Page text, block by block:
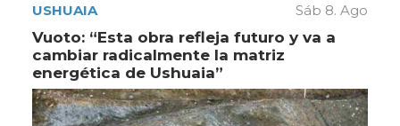
USHUAIA Sáb 8. Ago
Vuoto: “Esta obra refleja futuro y va a
cambiar radicalmente la matriz
energética de Ushuaia”